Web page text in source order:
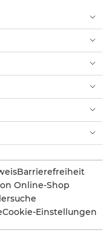
Barrierefreiheit
Online-Shop
Cookie-Einstellungen